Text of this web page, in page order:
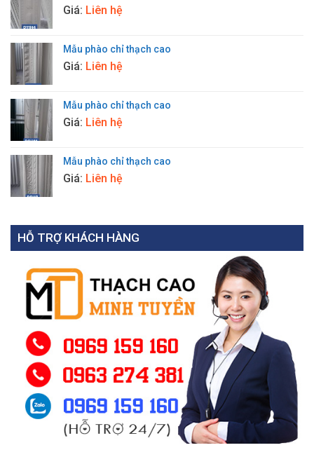
Giá: Liên hệ
Mẫu phào chỉ thạch cao
Giá: Liên hệ
Mẫu phào chỉ thạch cao
Giá: Liên hệ
Mẫu phào chỉ thạch cao
Giá: Liên hệ
HỖ TRỢ KHÁCH HÀNG